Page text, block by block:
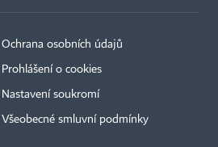
Ochrana osobních údajů
Prohlášení o cookies
Nastavení soukromí
Všeobecné smluvní podmínky